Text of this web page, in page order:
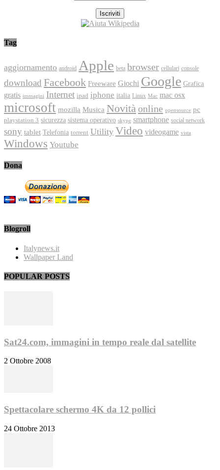
Tag
aggiornamento android Apple beta browser cellulari console
download Facebook Freeware Giochi Google Grafica
gratis immagini Internet ipad iphone italia Linux Mac mac osx
microsoft mozilla Musica Novità online opensource pc
playstation 3 sicurezza sistema operativo skype smartphone social network
sony tablet Telefonia torrent Utility Video videogame vista
Windows Youtube
Dona
Blogroll
Italynews.it
Wallpaper Land
POPULAR POSTS
Sat24.com, immagini in tempo reale dal satellite
2 Ottobre 2008
Spettacolare schermo 4K da 12 pollici
24 Ottobre 2013